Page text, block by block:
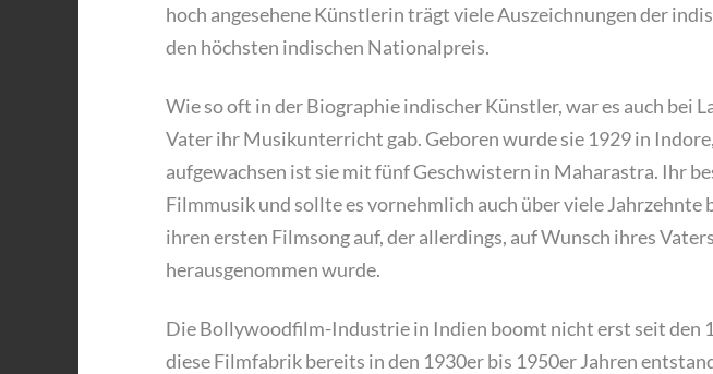
hoch angesehene Künstlerin trägt viele Auszeichnungen der
den höchsten indischen Nationalpreis.
Wie so oft in der Biographie indischer Künstler, war es auch bei
Vater ihr Musikunterricht gab. Geboren wurde sie 1929 in
aufgewachsen ist sie mit fünf Geschwistern in Maharastra. Ihr
Filmmusik und sollte es vornehmlich auch über viele Jahrzehnte
ihren ersten Filmsong auf, der allerdings, auf Wunsch ihres
herausgenommen wurde.
Die Bollywoodfilm-Industrie in Indien boomt nicht erst seit den
diese Filmfabrik bereits in den 1930er bis 1950er Jahren